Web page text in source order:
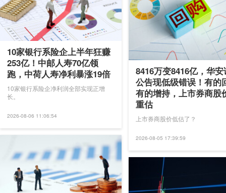
10家银行系险企上半年狂赚
253亿！中邮人寿70亿领
跑，中荷人寿净利暴涨19倍
10家银行系险企净利润全部实现正增
长。
2026-08-06 11:06:54
8416万变8416亿，华安
公告现低级错误！有的
有的增持，上市券商股
重估
上市券商股价低估了？
2026-08-05 17:39:59